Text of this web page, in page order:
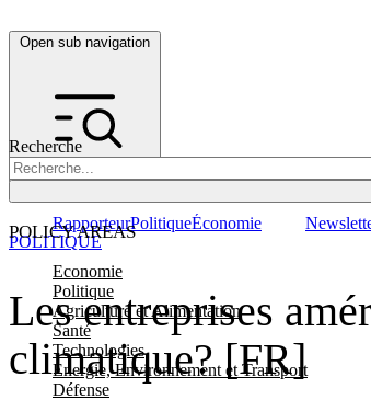
Open sub navigation
Recherche
POLICY AREAS
Economie
Politique
Agriculture et Alimentation
Santé
Technologies
Energie, Environnement et Transport
Défense
RapporteurPolitiqueÉconomie
Les entreprises
climatique? [FR]
POLITIQUE